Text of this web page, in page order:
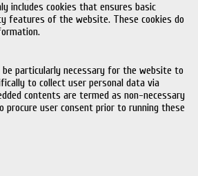
includes cookies that ensures basic
features of the website. These cookies do
particularly necessary for the website to
to collect user personal data via
contents are termed as non-necessary
procure user consent prior to running these